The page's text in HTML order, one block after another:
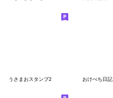
うさまおスタンプ2 おけべち日記